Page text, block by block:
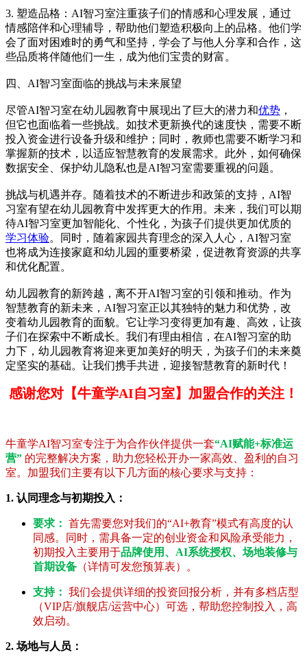
3. 塑造品格：AI智习室注重孩子们的情感和心理发展，通过
情感陪伴和心理辅导，帮助他们塑造积极向上的品格。他们学
会了面对困难时的勇气和坚持，学会了与他人分享和合作，这
些品质将伴随他们一生，成为他们宝贵的财富。
四、AI智习室面临的挑战与未来展望
尽管AI智习室在幼儿园教育中展现出了巨大的潜力和优势 ，
但它也面临着一些挑战。如技术更新换代的速度快，需要不断
投入资金进行设备升级和维护；同时，教师也需要不断学习和
掌握新的技术，以适应智慧教育的发展需求。此外，如何确保
数据安全、保护幼儿隐私也是AI智习室需要重视的问题。
挑战与机遇并存。随着技术的不断进步和政策的支持，AI智
习室有望在幼儿园教育中发挥更大的作用。未来，我们可以期
待AI智习室更加智能化、个性化，为孩子们提供更加优质的
学习体验。同时，随着家园共育理念的深入人心，AI智习室
也将成为连接家庭和幼儿园的重要桥梁，促进教育资源的共享
和优化配置。
幼儿园教育的新跨越，离不开AI智习室的引领和推动。作为
智慧教育的新未来，AI智习室正以其独特的魅力和优势，改
变着幼儿园教育的面貌。它让学习变得更加有趣、高效，让孩
子们在探索中不断成长。我们有理由相信，在AI智习室的助
力下，幼儿园教育将迎来更加美好的明天，为孩子们的未来奠
定坚实的基础。让我们携手共进，迎接智慧教育的新时代！
感谢您对【牛童学AI自习室】加盟合作的关注！
牛童学AI智习室专注于为合作伙伴提供一套“AI赋能+标准运
营” 的完整解决方案，助力您轻松开办一家高效、盈利的自习
室。加盟我们主要有以下几方面的核心要求与支持：
1. 认同理念与初期投入：
要求： 首先需要您对我们的“AI+教育”模式有高度的认
同感。同时，需具备一定的创业资金和风险承受能力，
初期投入主要用于品牌使用、AI系统授权、场地装修与
首期设备 （详情可发您预算表）。
支持： 我们会提供详细的投资回报分析，并有多档店型
（VIP店/旗舰店/运营中心）可选，帮助您控制投入，高
效启动。
2. 场地与人员：